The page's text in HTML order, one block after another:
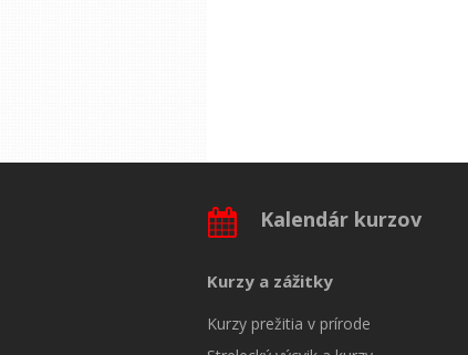
Kalendár kurzov
Kurzy a zážitky
Kurzy prežitia v prírode